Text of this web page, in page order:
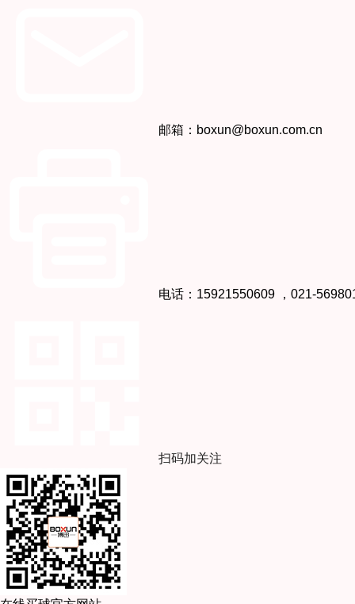
邮箱：boxun@boxun.com.cn
电话：15921550609 ，021-
扫码加关注